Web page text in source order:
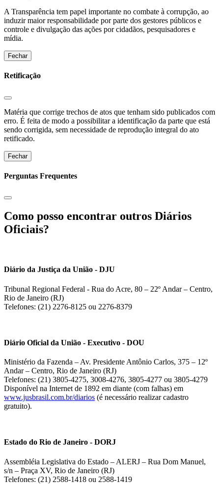
A Transparência tem papel importante no combate à corrupção, ao
induzir maior responsabilidade por parte dos gestores públicos e
controle e divulgação das ações por cidadãos, pesquisadores e
mídia.
Fechar
Retificação
Matéria que corrige trechos de atos que tenham sido publicados com
erro. É feita de modo a possibilitar a identificação da parte que está
sendo corrigida, sem necessidade de reprodução integral do ato
retificado.
Fechar
Perguntas Frequentes
Como posso encontrar outros Diários
Oficiais?
Diário da Justiça da União - DJU
Tribunal Regional Federal - Rua do Acre, 80 – 22º Andar – Centro,
Rio de Janeiro (RJ)
Telefones: (21) 2276-8125 ou 2276-8379
Diário Oficial da União - Executivo - DOU
Ministério da Fazenda – Av. Presidente Antônio Carlos, 375 – 12º
Andar – Centro, Rio de Janeiro (RJ)
Telefones: (21) 3805-4275, 3008-4276, 3805-4277 ou 3805-4279
Disponível na Internet de 1892 em diante (com falhas) em
www.jusbrasil.com.br/diarios (é necessário realizar cadastro
gratuito).
Estado do Rio de Janeiro - DORJ
Assembléia Legislativa do Estado – ALERJ – Rua Dom Manuel,
s/n – Praça XV, Rio de Janeiro (RJ)
Telefones: (21) 2588-1418 ou 2588-1419